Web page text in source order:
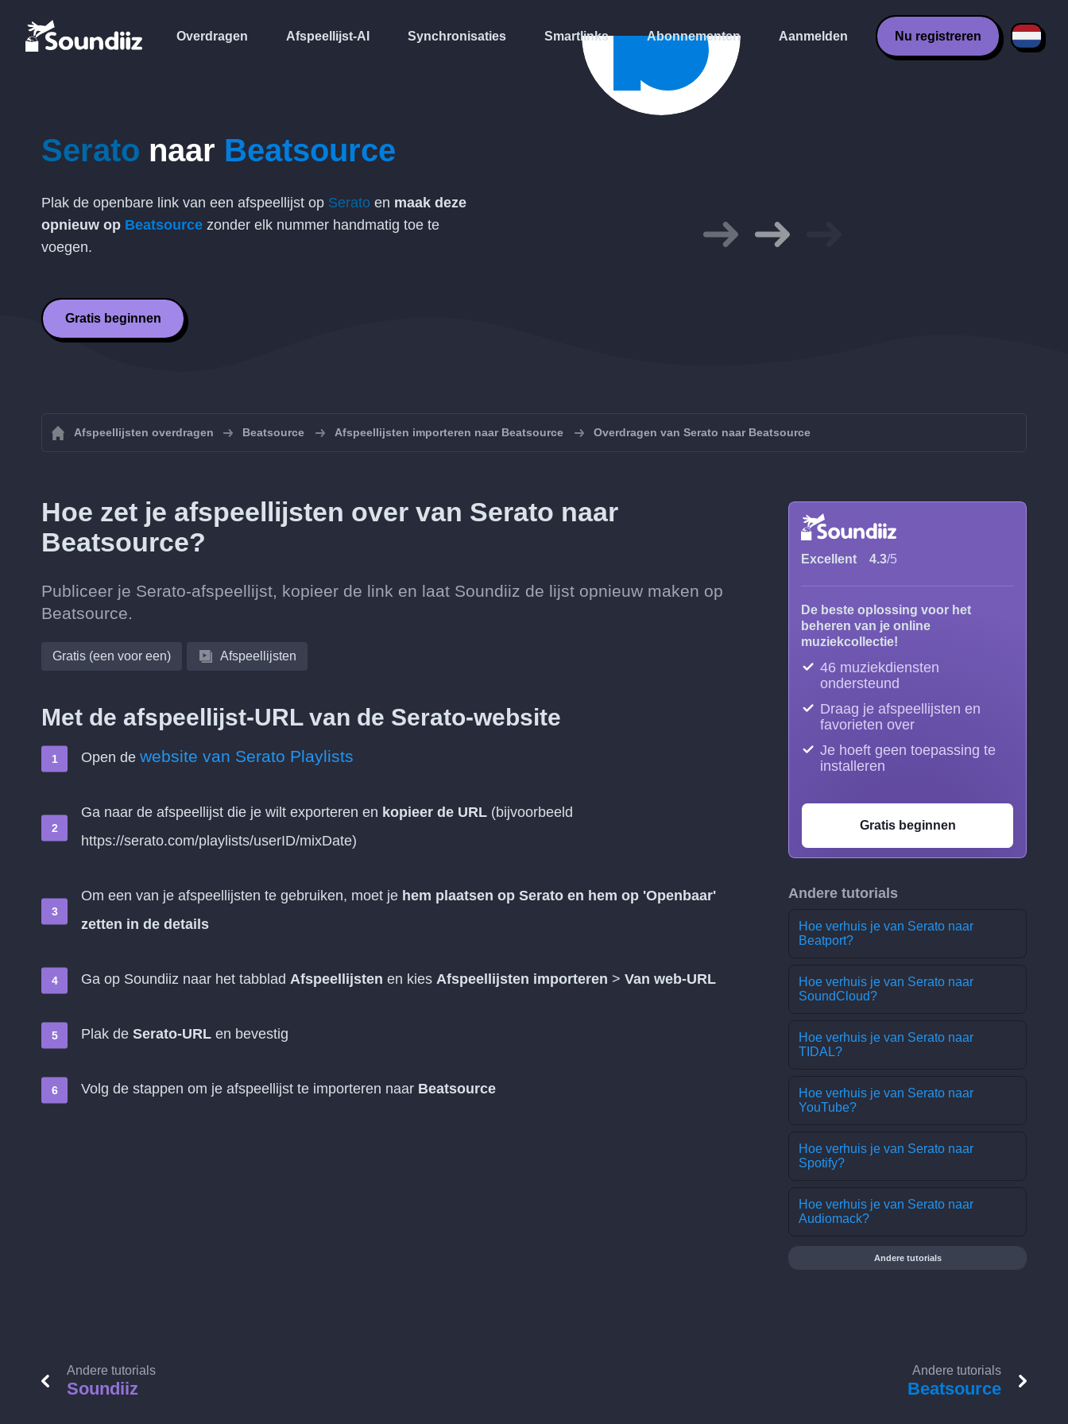
Overdragen Afspeellijst-AI Synchronisaties Smartlinks Abonnementen Aanmelden Nu registreren
Serato naar Beatsource
Plak de openbare link van een afspeellijst op Serato en maak deze
opnieuw op Beatsource zonder elk nummer handmatig toe te
voegen.
Gratis beginnen
Afspeellijsten overdragen Beatsource Afspeellijsten importeren naar Beatsource Overdragen van Serato naar Beatsource
Hoe zet je afspeellijsten over van Serato naar
Beatsource?
Publiceer je Serato-afspeellijst, kopieer de link en laat Soundiiz de lijst opnieuw maken op
Beatsource.
Gratis (een voor een) Afspeellijsten
Met de afspeellijst-URL van de Serato-website
Open de website van Serato Playlists
Ga naar de afspeellijst die je wilt exporteren en kopieer de URL (bijvoorbeeld
https://serato.com/playlists/userID/mixDate)
Om een van je afspeellijsten te gebruiken, moet je hem plaatsen op Serato en hem op 'Openbaar'
zetten in de details
Ga op Soundiiz naar het tabblad Afspeellijsten en kies Afspeellijsten importeren > Van web-URL
Plak de Serato-URL en bevestig
Volg de stappen om je afspeellijst te importeren naar Beatsource
Excellent 4.3/5
De beste oplossing voor het
beheren van je online
muziekcollectie!
46 muziekdiensten
ondersteund
Draag je afspeellijsten en
favorieten over
Je hoeft geen toepassing te
installeren
Gratis beginnen
Andere tutorials
Hoe verhuis je van Serato naar
Beatport?
Hoe verhuis je van Serato naar
SoundCloud?
Hoe verhuis je van Serato naar
TIDAL?
Hoe verhuis je van Serato naar
YouTube?
Hoe verhuis je van Serato naar
Spotify?
Hoe verhuis je van Serato naar
Audiomack?
Andere tutorials
Andere tutorials
Soundiiz
Andere tutorials
Beatsource